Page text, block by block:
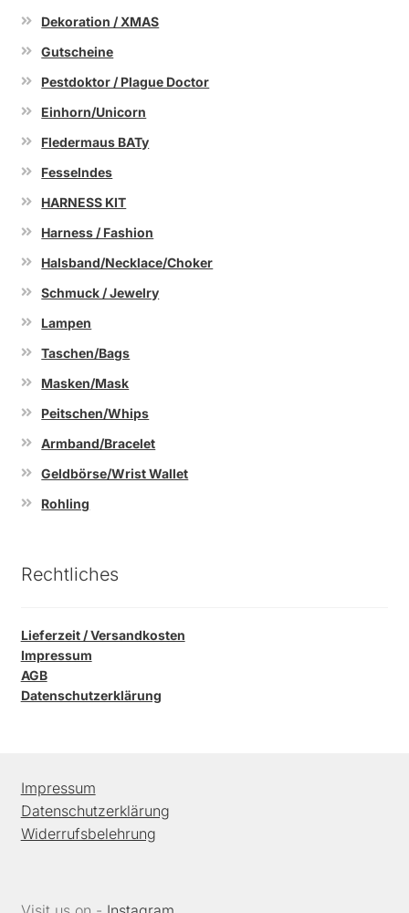
Dekoration / XMAS
Gutscheine
Pestdoktor / Plague Doctor
Einhorn/Unicorn
Fledermaus BATy
Fesselndes
HARNESS KIT
Harness / Fashion
Halsband/Necklace/Choker
Schmuck / Jewelry
Lampen
Taschen/Bags
Masken/Mask
Peitschen/Whips
Armband/Bracelet
Geldbörse/Wrist Wallet
Rohling
Rechtliches
Lieferzeit / Versandkosten
Impressum
AGB
Datenschutzerklärung
Impressum
Datenschutzerklärung
Widerrufsbelehrung